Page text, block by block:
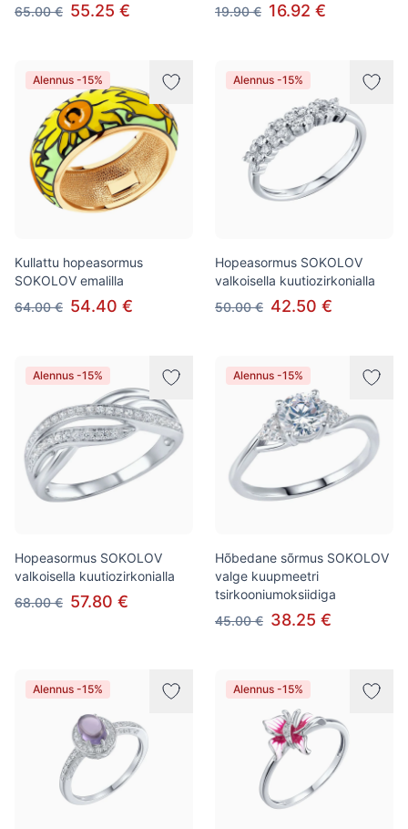
65.00 € 55.25 €
19.90 € 16.92 €
Alennus -15%
Kullattu hopeasormus
SOKOLOV emalilla
64.00 € 54.40 €
Alennus -15%
Hopeasormus SOKOLOV
valkoisella kuutiozirkonialla
50.00 € 42.50 €
Alennus -15%
Hopeasormus SOKOLOV
valkoisella kuutiozirkonialla
68.00 € 57.80 €
Alennus -15%
Hõbedane sõrmus SOKOLOV
valge kuupmeetri
tsirkooniumoksiidiga
45.00 € 38.25 €
Alennus -15% Alennus -15%